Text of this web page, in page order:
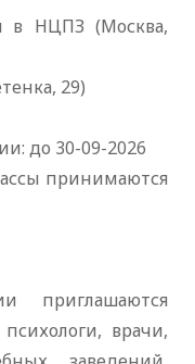
в НЦПЗ (Москва,
29)
до 30-09-2026
принимаются
приглашаются
врачи,